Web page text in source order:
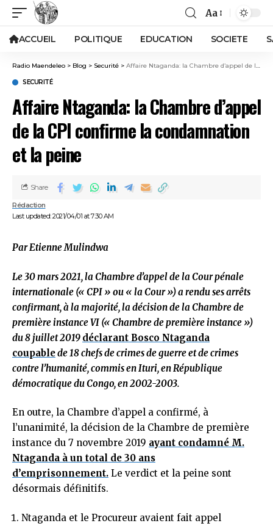
Aa
ACCUEIL POLITIQUE EDUCATION SOCIETE
Radio Maendeleo > Blog > Securité > Affaire Ntaganda: la Chambre d’appel de la CPI confirme la condamnation et la peine
SECURITÉ
Affaire Ntaganda: la Chambre d’appel
de la CPI confirme la condamnation
et la peine
Last updated: 2021/04/01 at 7:30 AM
Rédaction
Share
Par Etienne Mulindwa
Le 30 mars 2021, la Chambre d’appel de la Cour pénale
internationale (« CPI » ou « la Cour ») a rendu ses arrêts
confirmant, à la majorité, la décision de la Chambre de
première instance VI (« Chambre de première instance »)
du 8 juillet 2019 déclarant Bosco Ntaganda
coupablede 18 chefs de crimes de guerre et de crimes
contre l’humanité, commis en Ituri, en République
démocratique du Congo, en 2002-2003.
En outre, la Chambre d’appel a confirmé, à
l’unanimité, la décision de la Chambre de première
instance du 7 novembre 2019 ayant condamné M.
Ntaganda à un total de 30 ans
d’emprisonnement. Le verdict et la peine sont
désormais définitifs.
Ntaganda et le Procureur avaient fait appel